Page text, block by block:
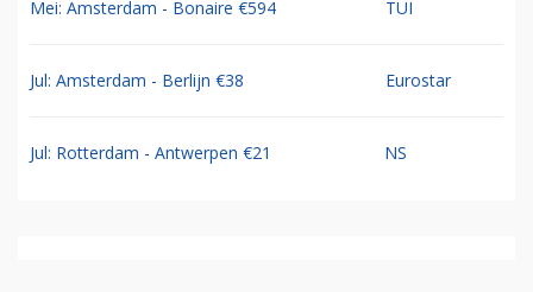
Mei: Amsterdam - Bonaire €594 TUI
Jul: Amsterdam - Berlijn €38 Eurostar
Jul: Rotterdam - Antwerpen €21 NS